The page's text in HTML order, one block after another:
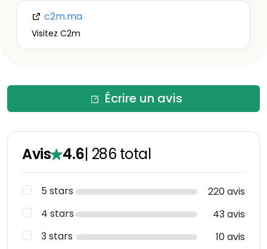
c2m.ma
Visitez C2m
Écrire un avis
Avis 4.6| 286 total
5 stars
220 avis
4 stars
43 avis
3 stars
10 avis